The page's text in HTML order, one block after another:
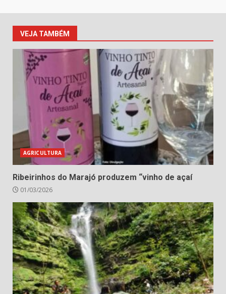
VEJA TAMBÉM
AGRICULTURA
Ribeirinhos do Marajó produzem “vinho de açaí
01/03/2026